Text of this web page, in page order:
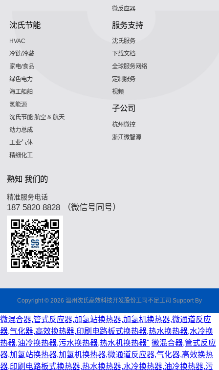
微反应器
沈氏节能
HVAC
冷链/冷藏
家电/食品
绿色电力
海工船舶
氢能源
沈氏节能:航空 & 航天
动力总成
工业气体
精细化工
服务支持
沈氏服务
下载文档
全球服务网络
定制服务
视频
子公司
杭州微控
浙江微智源
熟知 我们的
精准服务电话
187 5820 8828 （微信号同号）
Copyright © 2026 温州沈氏高效科技开发股份工司不足工司 Support By
微混合器,管式反应器,加氢站换热器,加氢机换热器,微通道反应
器,气化器,高效换热器,印刷电路板式换热器,热水换热器,水冷换
热器,油冷换热器,污水换热器,热水机换热器" 微混合器,管式反应
器,加氢站换热器,加氢机换热器,微通道反应器,气化器,高效换热
器,印刷电路板式换热器,热水换热器,水冷换热器,油冷换热器,污